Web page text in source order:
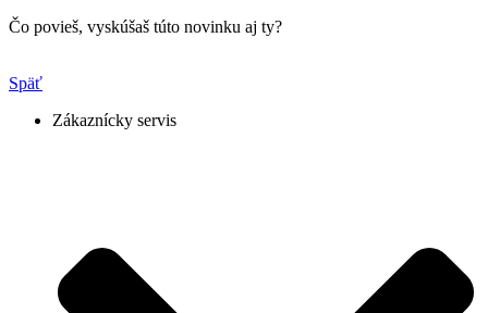
Čo povieš, vyskúšaš túto novinku aj ty?
Späť
Zákaznícky servis